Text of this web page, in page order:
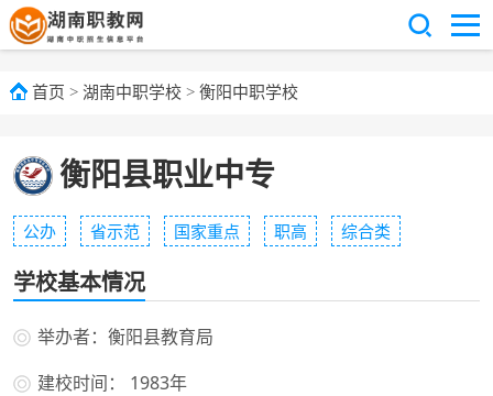
首页 > 湖南中职学校 > 衡阳中职学校
衡阳县职业中专
公办 省示范 国家重点 职高 综合类
学校基本情况
举办者：衡阳县教育局
建校时间： 1983年